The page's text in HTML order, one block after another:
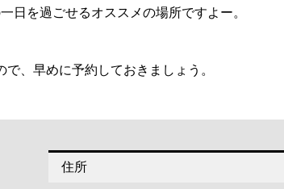
日を過ごせるオススメの場所ですよー。
、早めに予約しておきましょう。
住所